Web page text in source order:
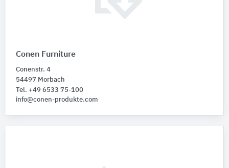
Conen Furniture
Conenstr. 4
54497 Morbach
Tel. +49 6533 75-100
info@conen-produkte.com